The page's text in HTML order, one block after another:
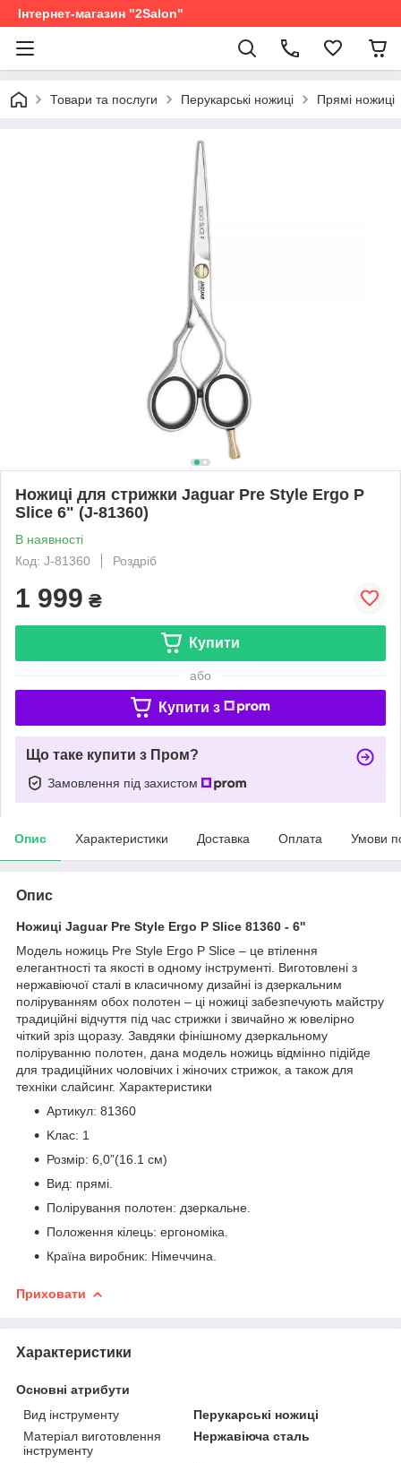
Інтернет-магазин "2Salon"
Товари та послуги Перукарські ножиці Прямі ножиці
Ножиці для стрижки Jaguar Pre Style Ergo P
Slice 6" (J-81360)
В наявності
Код: J-81360
Роздріб
1 999 ₴
Купити
або
Купити з
Що таке купити з Пром?
Замовлення під захистом
Опис Характеристики Доставка Оплата Умови
Опис
Ножиці Jaguar Pre Style Ergo P Slice 81360 - 6''
Модель ножиць Pre Style Ergo P Slice – це втілення
елегантності та якості в одному інструменті. Виготовлені з
нержавіючої сталі в класичному дизайні із дзеркальним
поліруванням обох полотен – ці ножиці забезпечують майстру
традиційні відчуття під час стрижки і звичайно ж ювелірно
чіткий зріз щоразу. Завдяки фінішному дзеркальному
поліруванню полотен, дана модель ножиць відмінно підійде
для традиційних чоловічих і жіночих стрижок, а також для
техніки слайсинг. Характеристики
Артикул: 81360
Kлас: 1
Розмір: 6,0”(16.1 см)
Вид: прямі.
Полірування полотен: дзеркальне.
Положення кілець: ергономіка.
Країна виробник: Німеччина.
Приховати
Характеристики
Основні атрибути
Вид інструменту
Перукарські ножиці
Матеріал виготовлення
інструменту
Нержавіюча сталь